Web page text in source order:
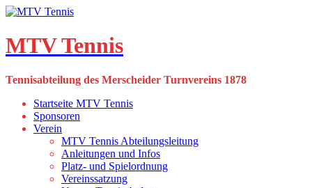
Skip
content
MTV Tennis
Tennisabteilung des Merscheider Turnvereins 1878
Startseite MTV Tennis
Sponsoren
Verein
MTV Tennis Abteilungsleitung
Anleitungen und Infos
Platz- und Spielordnung
Vereinssatzung